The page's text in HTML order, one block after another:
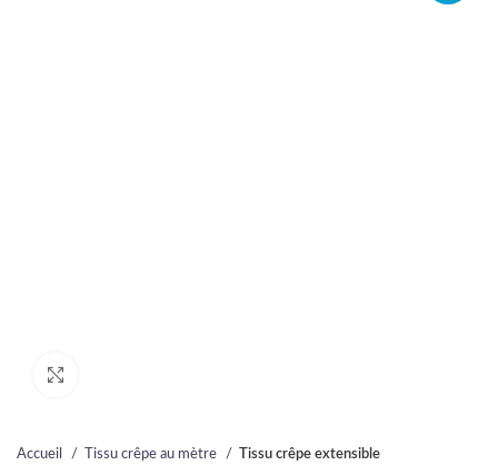
Accueil Tissu crêpe au mètre Tissu crêpe extensible